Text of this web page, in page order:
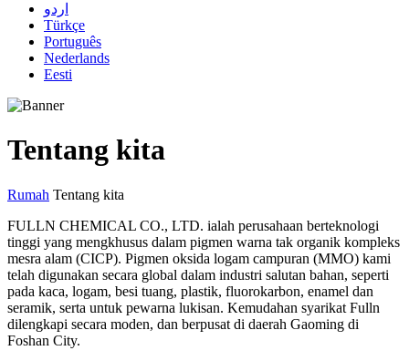
اردو
Türkçe
Português
Nederlands
Eesti
Tentang kita
Rumah Tentang kita
FULLN CHEMICAL CO., LTD. ialah perusahaan berteknologi
tinggi yang mengkhusus dalam pigmen warna tak organik kompleks
mesra alam (CICP). Pigmen oksida logam campuran (MMO) kami
telah digunakan secara global dalam industri salutan bahan, seperti
pada kaca, logam, besi tuang, plastik, fluorokarbon, enamel dan
seramik, serta untuk pewarna lukisan. Kemudahan syarikat Fulln
dilengkapi secara moden, dan berpusat di daerah Gaoming di
Foshan City.